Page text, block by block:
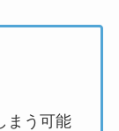
まう可能